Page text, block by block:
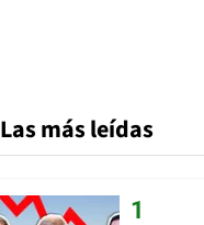
Las más leídas